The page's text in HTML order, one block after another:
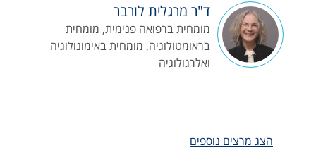
ד"ר מרגלית לורבר
מומחית ברפואה פנימית, מומחית
בראומטולוגיה, מומחית באימונולוגיה
ואלרגולוגיה
הצג מרצים נוספים